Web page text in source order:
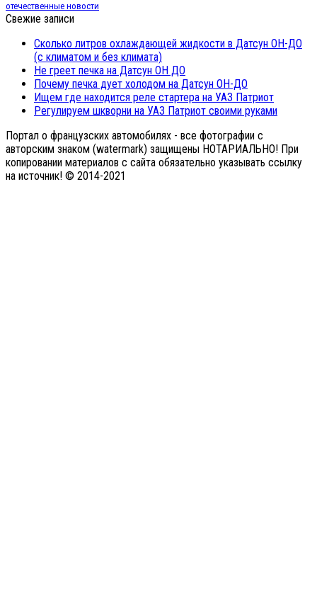
отечественные новости
Свежие записи
Сколько литров охлаждающей жидкости в Датсун ОН-ДО
(с климатом и без климата)
Не греет печка на Датсун ОН ДО
Почему печка дует холодом на Датсун ОН-ДО
Ищем где находится реле стартера на УАЗ Патриот
Регулируем шкворни на УАЗ Патриот своими руками
Портал о французских автомобилях - все фотографии с
авторским знаком (watermark) защищены НОТАРИАЛЬНО! При
копировании материалов с сайта обязательно указывать ссылку
на источник! © 2014-2021